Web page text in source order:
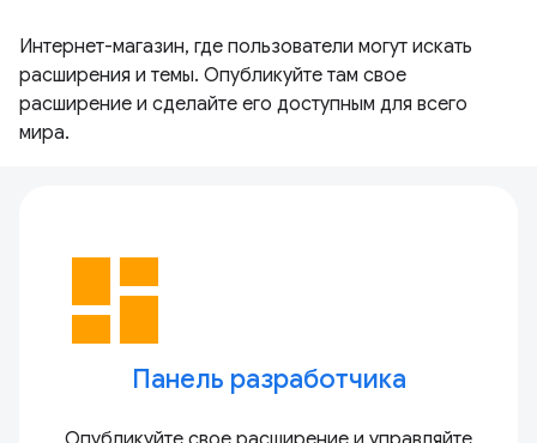
Интернет-магазин, где пользователи могут искать
расширения и темы. Опубликуйте там свое
расширение и сделайте его доступным для всего
мира.
dashboard
Панель разработчика